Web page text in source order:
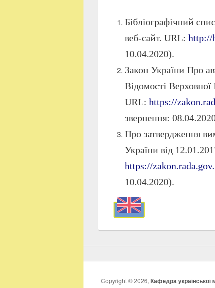
Бібліографічний
веб-сайт. URL: http://
10.04.2020).
Закон України Про
Відомості
URL: https://
звернення:
Про затвердження
України від
https://
10.04.2020).
Copyright © 2026, Кафедра української